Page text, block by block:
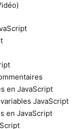
en JavaScript
JavaScript
en JavaScript